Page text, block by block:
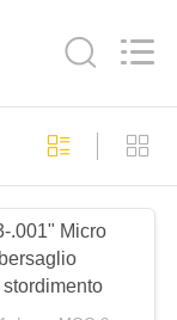
.001" Micro